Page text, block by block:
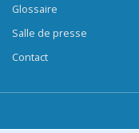
Glossaire
Salle de presse
Contact